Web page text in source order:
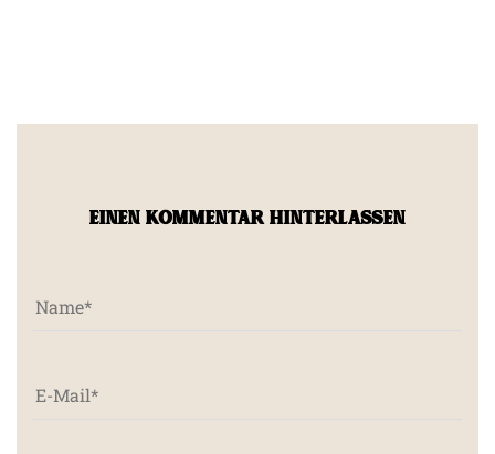
EINEN KOMMENTAR HINTERLASSEN